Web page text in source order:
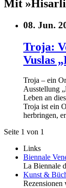
Mit
08. Jun.
Troja:
Vuslas
Troja – ein
Ausstellung
Leben an
Troja ist ein
herbringen,
Seite 1 von 1
Links
Biennale
La Biennale
Kunst &
Rezensionen